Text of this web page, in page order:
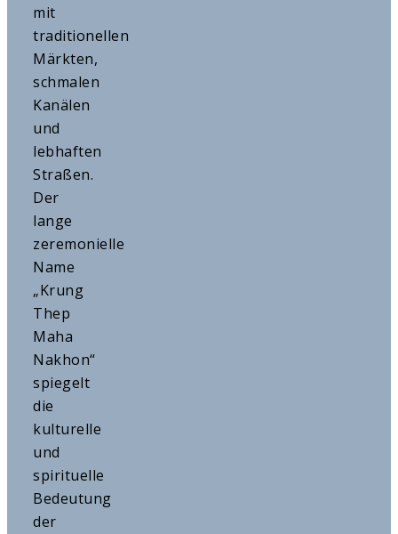
mit
traditionellen
Märkten,
schmalen
Kanälen
und
lebhaften
Straßen.
Der
lange
zeremonielle
Name
„Krung
Thep
Maha
Nakhon“
spiegelt
die
kulturelle
und
spirituelle
Bedeutung
der